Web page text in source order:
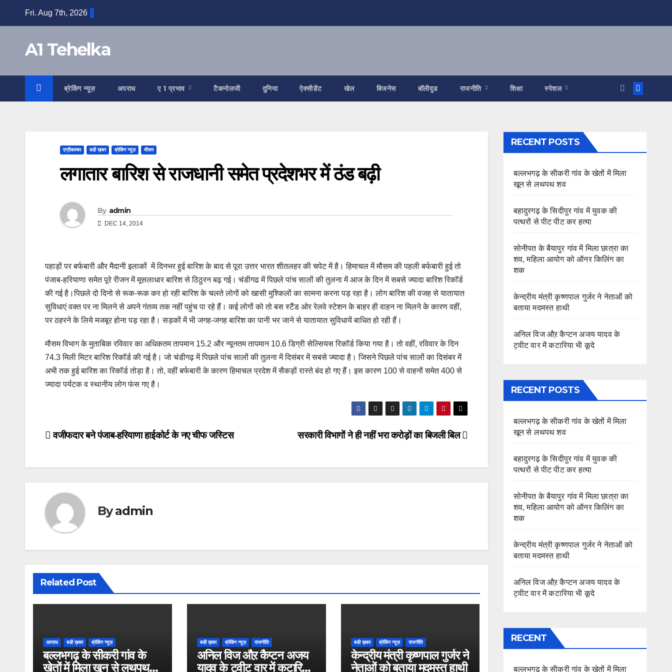
Fri. Aug 7th, 2026
A1 Tehelka
ब्रेकिंग न्यूज़ अपराध ए 1 प्रभाव टैकनोलजी दुनिया ऐक्सीडेंट खेल बिजनेस बॉलीवुड राजनीति शिक्षा स्पेशल
एग्रीकल्चर बडी ख़बर ब्रेकिंग न्यूज़ मौसम
लगातार बारिश से राजधानी समेत प्रदेशभर में ठंड बढ़ी
By admin
DEC 14, 2014
पहाड़ों पर बर्फबारी और मैदानी इलाकों में दिनभर हुई बारिश के बाद से पूरा उत्तर भारत शीतलहर की चपेट में है। हिमाचल में मौसम की पहली बर्फबारी हुई तो
पंजाब-हरियाणा समेत पूरे रीजन में मूसलाधार बारिश से ठिठुरन बढ़ गई। चंडीगढ में पिछले पांच सालों की तुलना में आज के दिन में सबसे ज्यादा बारिश रिकॉर्ड
की गई है।पिछले दो दिनो से रूक-रूक कर हो रही बारिश के चलते लोगों को खासी मुश्किलों का सामना करना पड़ रहा है। लोग बारिश की वजह से यातायात
सुविधाएं वक्त पर ना मिलने से अपने गंतव्य तक नहीं पहुंच पा रहे हैं। कई लोगों को तो बस स्टैंड ओर रेलवे स्टेशन के बाहर ही वाहन ना मिलने के कारण वहीं,
पर ठहरने के लिये मजबूर होना पड़ रहा है। सड़कों में भी जगह-जगह बारिश का पानी भर जाने से यातायात सुविधायें बाधित हो रही हैं।
मौसम विभाग के मुताबिक रविवार का अधिकतम तापमान 15.2 और न्यूनतम तापमान 10.6 डिग्री सेल्सियस रिकॉर्ड किया गया है। तो वहीं, रविवार के दिन
74.3 मिली मिटर बारिश रिकॉर्ड की गई है। जो चंडीगढ़ में पिछले पांच सालों की तुलना में दिसंबर में सबसे ज्यादा है। जिसने पिछले पांच सालों का दिसंबर में
अभी तक हुई बारिश का रिकॉर्ड तोड़ा है। तो, वहीं बर्फबारी के कारण हिमाचल प्रदेश में सैकड़ों रास्ते बंद हो गए हैं। इस कारण 100 से वाहनों समेत 400 से
ज्यादा पर्यटक व स्थानीय लोग फंस गए है।
Post
सरकारी विभागों ने ही नहीं भरा करोड़ों का बिजली बिल
वजीफदार बने पंजाब-हरियाणा हाईकोर्ट के नए चीफ जस्टिस
Byadmin
Related Post
अपराध बडी ख़बर ब्रेकिंग न्यूज़
बल्लभगढ़ के सीकरी गांव के
खेतों में मिला खून से लथपथ
बडी ख़बर ब्रेकिंग न्यूज़ राजनीति
अनिल विज औऱ कैप्टन अजय
यादव के ट्वीट वार में कटारिया
बडी ख़बर ब्रेकिंग न्यूज़ राजनीति
केन्द्रीय मंत्री कृष्णपाल गुर्जर ने
नेताओं को बताया मदमस्त हाथी
RECENT POSTS
बल्लभगढ़ के सीकरी गांव के खेतों में मिला
खून से लथपथ शव
बहादुरगढ़ के सिदीपुर गांव में युवक की
पत्थरों से पीट पीट कर हत्या
सोनीपत के बैयापुर गांव में मिला छात्रा का
शव, महिला आयोग को ऑनर किलिंग का
शक
केन्द्रीय मंत्री कृष्णपाल गुर्जर ने नेताओं को
बताया मदमस्त हाथी
अनिल विज औऱ कैप्टन अजय यादव के
ट्वीट वार में कटारिया भी कूदे
RECENT POSTS
बल्लभगढ़ के सीकरी गांव के खेतों में मिला
खून से लथपथ शव
बहादुरगढ़ के सिदीपुर गांव में युवक की
पत्थरों से पीट पीट कर हत्या
सोनीपत के बैयापुर गांव में मिला छात्रा का
शव, महिला आयोग को ऑनर किलिंग का
शक
केन्द्रीय मंत्री कृष्णपाल गुर्जर ने नेताओं को
बताया मदमस्त हाथी
अनिल विज औऱ कैप्टन अजय यादव के
ट्वीट वार में कटारिया भी कूदे
RECENT
बल्लभगढ़ के सीकरी गांव के खेतों में मिला